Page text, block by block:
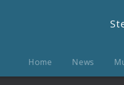
Home News